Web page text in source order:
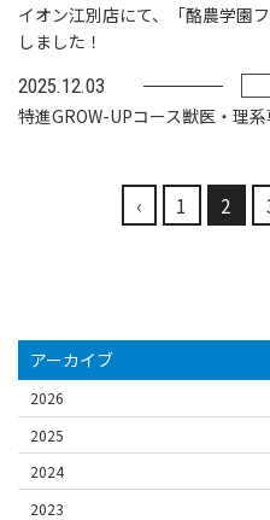
イオン江別店にて、「酪農学園
しました！
2025.12.03
特進GROW-UPコース獣医・理
‹ 1 2
アーカイブ
2026
2025
2024
2023